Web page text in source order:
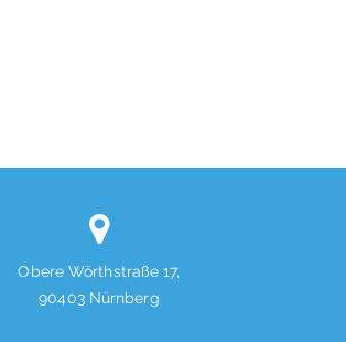
Obere Wörthstraße 17,
90403 Nürnberg